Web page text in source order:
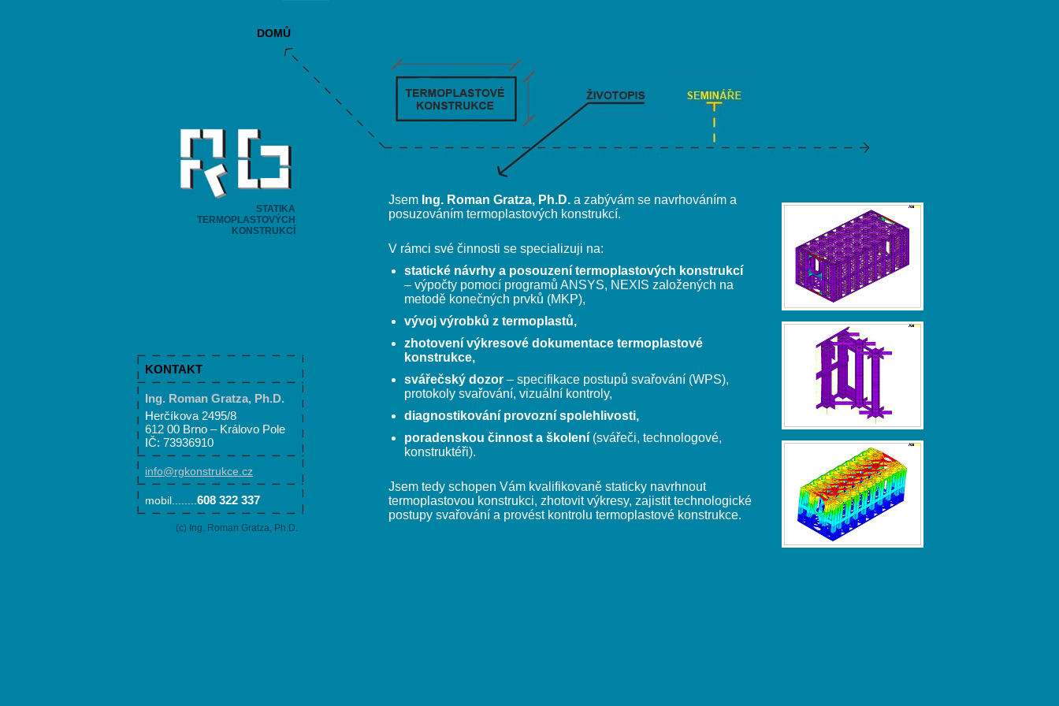
DOMŮ
STATIKA
TERMOPLASTOVÝCH
KONSTRUKCÍ
KONTAKT
Ing. Roman Gratza, Ph.D.
Herčíkova 2495/8
612 00 Brno – Královo Pole
IČ: 73936910
info@rgkonstrukce.cz
mobil........ 608 322 337
(c) Ing. Roman Gratza, Ph.D.
Jsem Ing. Roman Gratza, Ph.D. a zabývám se navrhováním a
posuzováním termoplastových konstrukcí.
V rámci své činnosti se specializuji na:
statické návrhy a posouzení termoplastových konstrukcí
– výpočty pomocí programů ANSYS, NEXIS založených na
metodě konečných prvků (MKP),
vývoj výrobků z termoplastů,
zhotovení výkresové dokumentace termoplastové
konstrukce,
svářečský dozor – specifikace postupů svařování (WPS),
protokoly svařování, vizuální kontroly,
diagnostikování provozní spolehlivosti,
poradenskou činnost a školení (svářeči, technologové,
konstruktéři).
Jsem tedy schopen Vám kvalifikovaně staticky navrhnout
termoplastovou konstrukci, zhotovit výkresy, zajistit technologické
postupy svařování a provést kontrolu termoplastové konstrukce.